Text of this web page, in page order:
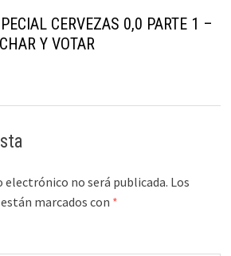
CERVEZAS 0,0 PARTE 1 –
Y VOTAR
electrónico no será publicada. Los
marcados con *